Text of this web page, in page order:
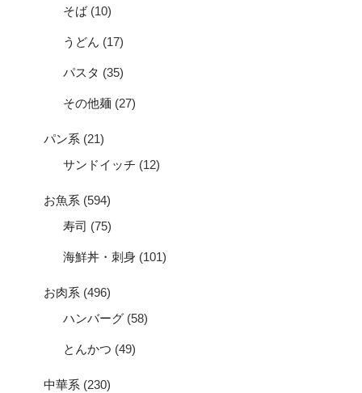
そば(10)
うどん (17)
パスタ (35)
その他麺 (27)
パン系 (21)
サンドイッチ (12)
お魚系 (594)
寿司 (75)
海鮮丼・刺身 (101)
お肉系 (496)
ハンバーグ (58)
とんかつ (49)
中華系 (230)